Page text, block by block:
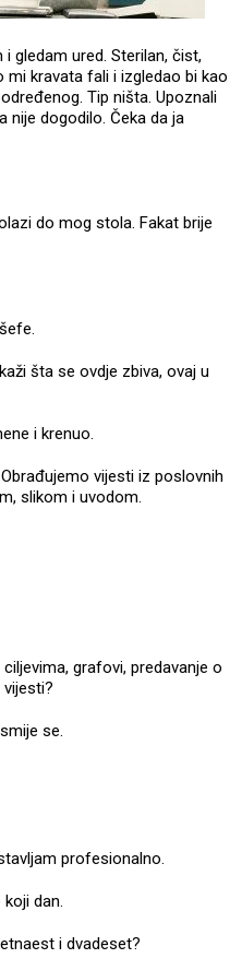
gledam ured. Sterilan, čist,
mi kravata fali i izgledao bi kao
Tip ništa. Upoznali
nije dogodilo. Čeka da ja
do mog stola. Fakat brije
šta se ovdje zbiva, ovaj u
i krenuo.
vijesti iz poslovnih
slikom i uvodom.
grafovi, predavanje o
se.
profesionalno.
dan.
i dvadeset?